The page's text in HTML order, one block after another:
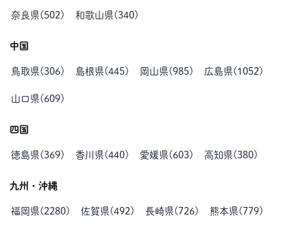
奈良県( 502 ) 和歌山県(340)
中国
鳥取県(306) 島根県(445) 岡山県(985) 広島県( 1052 )
山口県( 609)
四国
徳島県(369) 香川県(440) 愛媛県( 603) 高知県(380)
九州・沖縄
福岡県( 2280) 佐賀県(492 ) 長崎県( 726) 熊本県( 779)